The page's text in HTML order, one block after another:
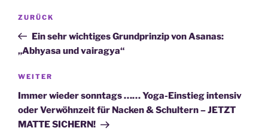
Beitragsnavigation
Vorheriger
Beitrag
ZURÜCK
Ein sehr wichtiges Grundprinzip von Asanas:
„Abhyasa und vairagya“
Nächster
Beitrag
WEITER
Immer wieder sonntags …… Yoga-Einstieg intensiv
oder Verwöhnzeit für Nacken & Schultern – JETZT
MATTE SICHERN!